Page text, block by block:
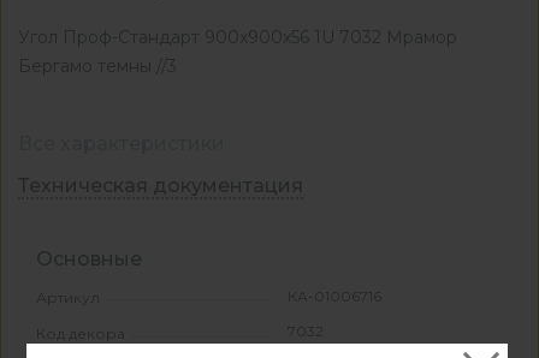
Угол Проф-Стандарт 900x900x56 1U 7032 Мрамор
Бергамо темны //3
Техническая документация
Основные
Артикул КА-01006716
Код декора 7032